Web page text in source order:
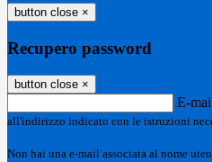
button close ×
Recupero password
button close ×
E-
all'indirizzo indicato con le istruzioni
Non hai una e-mail associata al nome